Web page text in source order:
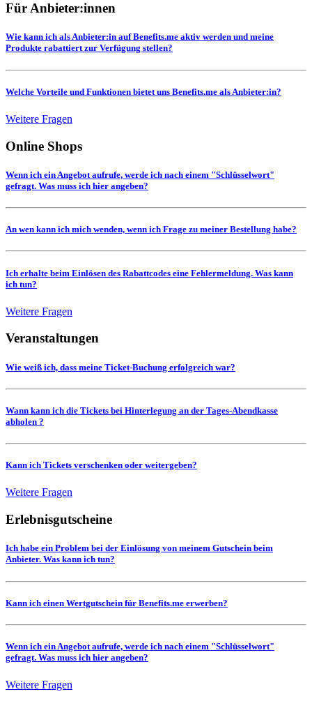
Für Anbieter:innen
Wie kann ich als Anbieter:in auf Benefits.me aktiv werden und meine
Produkte rabattiert zur Verfügung stellen?
Welche Vorteile und Funktionen bietet uns Benefits.me als Anbieter:in?
Weitere Fragen
Online Shops
Wenn ich ein Angebot aufrufe, werde ich nach einem "Schlüsselwort"
gefragt. Was muss ich hier angeben?
An wen kann ich mich wenden, wenn ich Frage zu meiner Bestellung habe?
Ich erhalte beim Einlösen des Rabattcodes eine Fehlermeldung. Was kann
ich tun?
Weitere Fragen
Veranstaltungen
Wie weiß ich, dass meine Ticket-Buchung erfolgreich war?
Wann kann ich die Tickets bei Hinterlegung an der Tages-Abendkasse
abholen ?
Kann ich Tickets verschenken oder weitergeben?
Weitere Fragen
Erlebnisgutscheine
Ich habe ein Problem bei der Einlösung von meinem Gutschein beim
Anbieter. Was kann ich tun?
Kann ich einen Wertgutschein für Benefits.me erwerben?
Wenn ich ein Angebot aufrufe, werde ich nach einem "Schlüsselwort"
gefragt. Was muss ich hier angeben?
Weitere Fragen